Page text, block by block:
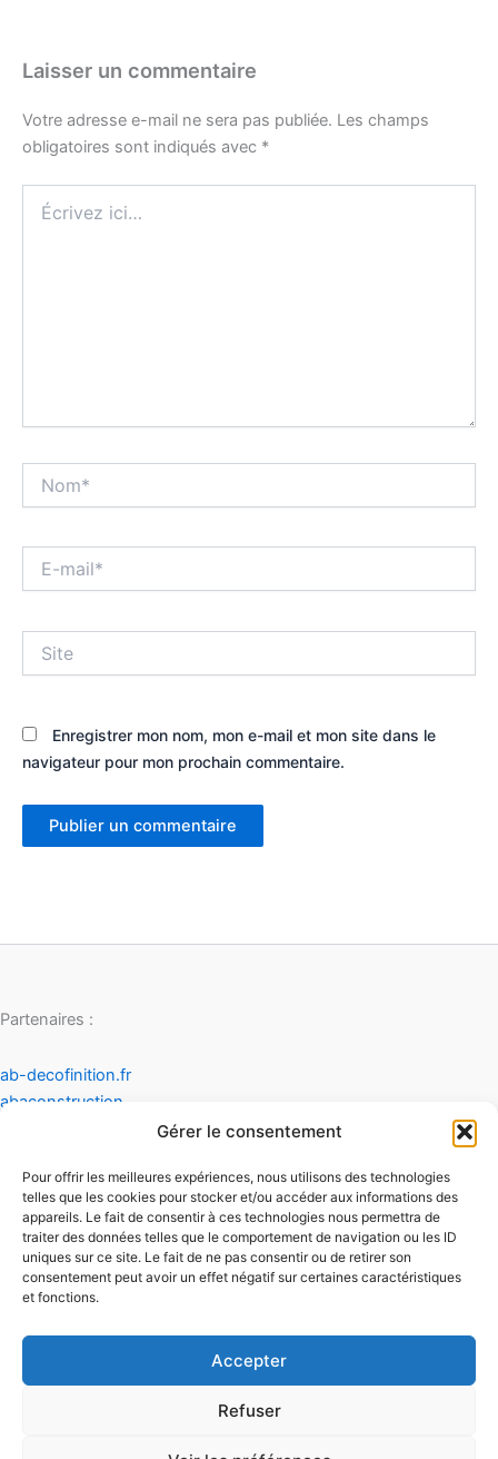
Gérer le consentement
Pour offrir les meilleures expériences, nous utilisons des technologies
telles que les cookies pour stocker et/ou accéder aux informations des
appareils. Le fait de consentir à ces technologies nous permettra de
traiter des données telles que le comportement de navigation ou les ID
uniques sur ce site. Le fait de ne pas consentir ou de retirer son
consentement peut avoir un effet négatif sur certaines caractéristiques
et fonctions.
Accepter
Refuser
Laisser un commentaire
Votre adresse e-mail ne sera pas publiée. Les champs
obligatoires sont indiqués avec *
ici…
mail*
Enregistrer mon nom, mon e-mail et mon site dans le
navigateur pour mon prochain commentaire.
Partenaires :
ab-decofinition.fr
abaconstruction
infinideco
Contact
Mentions légales
Conditions générales d'utilisation
Conditions générales de vente